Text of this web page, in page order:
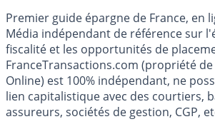
Premier guide épargne de France, en
Média indépendant de référence sur
fiscalité et les opportunités de
FranceTransactions.com (propriété
Online) est 100% indépendant, ne
lien capitalistique avec des courtiers,
assureurs, sociétés de gestion, CGP,